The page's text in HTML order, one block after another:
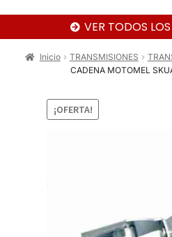
VER TODOS
Inicio TRANSMISIONES
CADENA MOTOMEL
¡OFERTA!